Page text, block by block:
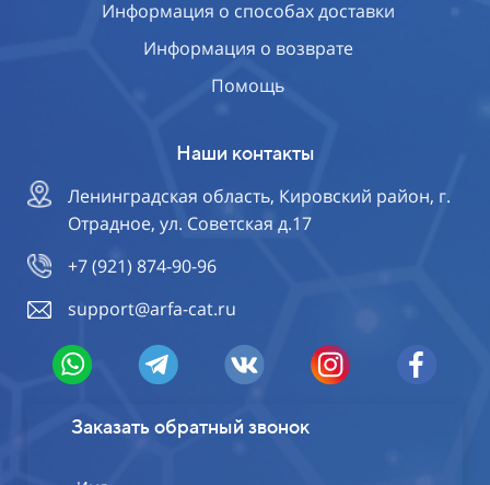
Информация о способах доставки
Информация о возврате
Помощь
Наши контакты
Ленинградская область, Кировский район, г.
Отрадное, ул. Советская д.17
+7 (921) 874-90-96
support@arfa-cat.ru
Заказать обратный звонок